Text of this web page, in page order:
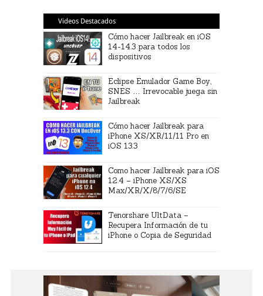
Videos Destacados
Cómo hacer Jailbreak en iOS
14-14.3 para todos los
dispositivos
Eclipse Emulador Game Boy,
SNES … Irrevocable juega sin
Jailbreak
Cómo hacer Jailbreak para
iPhone XS/XR/11/11 Pro en
iOS 13.3
Como hacer Jailbreak para iOS
12.4 – iPhone XS/XS
Max/XR/X/8/7/6/SE
Tenorshare UltData –
Recupera Información de tu
iPhone o Copia de Seguridad